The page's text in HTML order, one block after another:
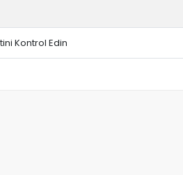
Kontrol Edin